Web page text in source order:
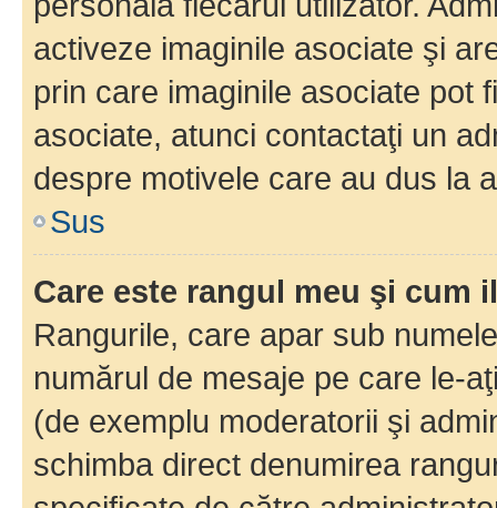
activeze imaginile asociate şi
prin care imaginile asociate pot
asociate, atunci contactaţi un
despre motivele care au dus la
Sus
Care este rangul meu şi cum
Rangurile, care apar sub
numărul de mesaje pe care le-
(de exemplu moderatorii şi
schimba direct denumirea